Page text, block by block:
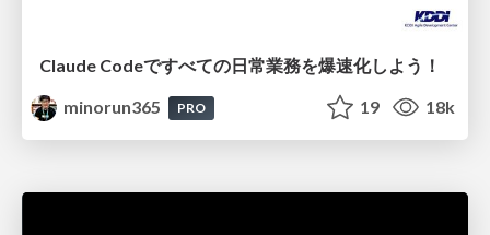
Claude Codeですべての日常業務を爆速化しよう！
minorun365
PRO 19 18k